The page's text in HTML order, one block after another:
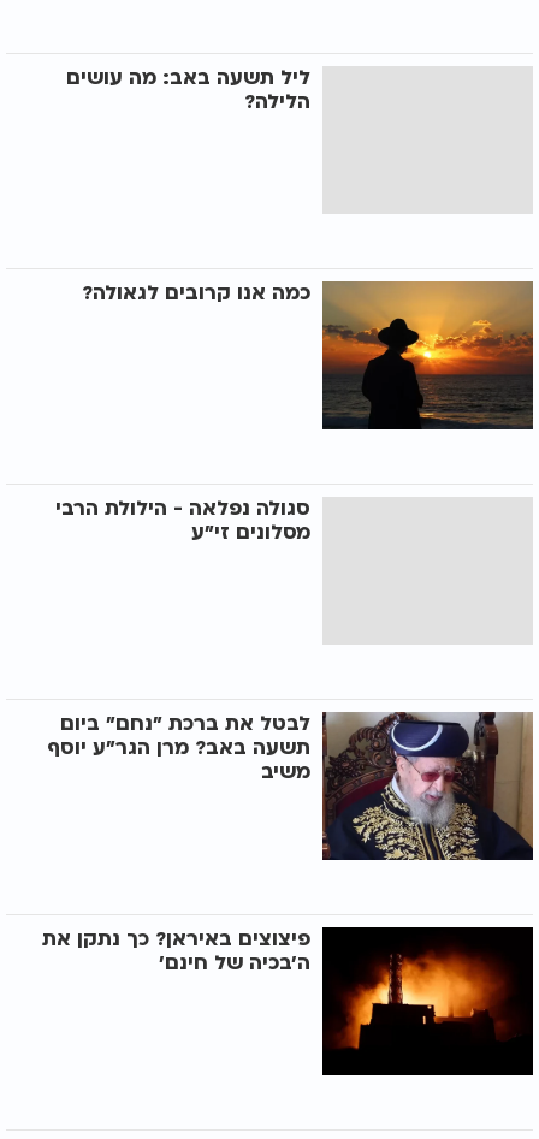
ליל תשעה באב: מה עושים
הלילה?
כמה אנו קרובים לגאולה?
סגולה נפלאה - הילולת הרבי
מסלונים זי"ע
לבטל את ברכת "נחם" ביום
תשעה באב? מרן הגר"ע יוסף
משיב
פיצוצים באיראן? כך נתקן את
ה’בכיה של חינם’